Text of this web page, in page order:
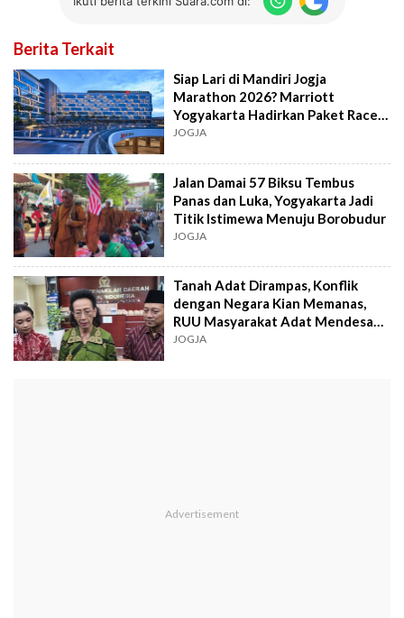
Berita Terkait
Siap Lari di Mandiri Jogja
Marathon 2026? Marriott
Yogyakarta Hadirkan Paket Race
& Rest Bagi Pelari
JOGJA
Jalan Damai 57 Biksu Tembus
Panas dan Luka, Yogyakarta Jadi
Titik Istimewa Menuju Borobudur
JOGJA
Tanah Adat Dirampas, Konflik
dengan Negara Kian Memanas,
RUU Masyarakat Adat Mendesak
Disahkan
JOGJA